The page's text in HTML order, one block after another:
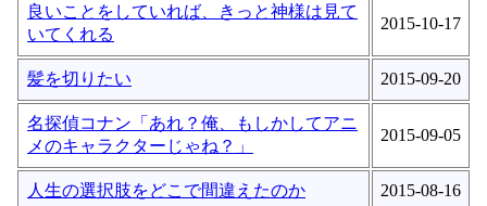
良いことをしていれば、きっと神様は見て
いてくれる
2015-10-17
髪を切りたい 2015-09-20
名探偵コナン「あれ？俺、もしかしてアニ
メのキャラクターじゃね？」
2015-09-05
人生の選択肢をどこで間違えたのか 2015-08-16